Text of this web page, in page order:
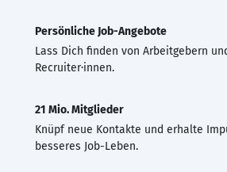
Persönliche Job-Angebote
Lass Dich finden von Arbeitgebern
Recruiter·innen.
21 Mio. Mitglieder
Knüpf neue Kontakte und erhalte
besseres Job-Leben.